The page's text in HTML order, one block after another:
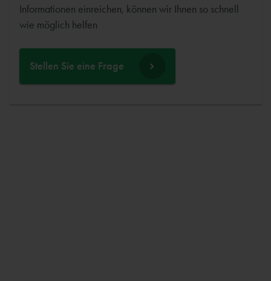
Informationen einreichen, können wir Ihnen so schnell
wie möglich helfen
Stellen Sie eine Frage